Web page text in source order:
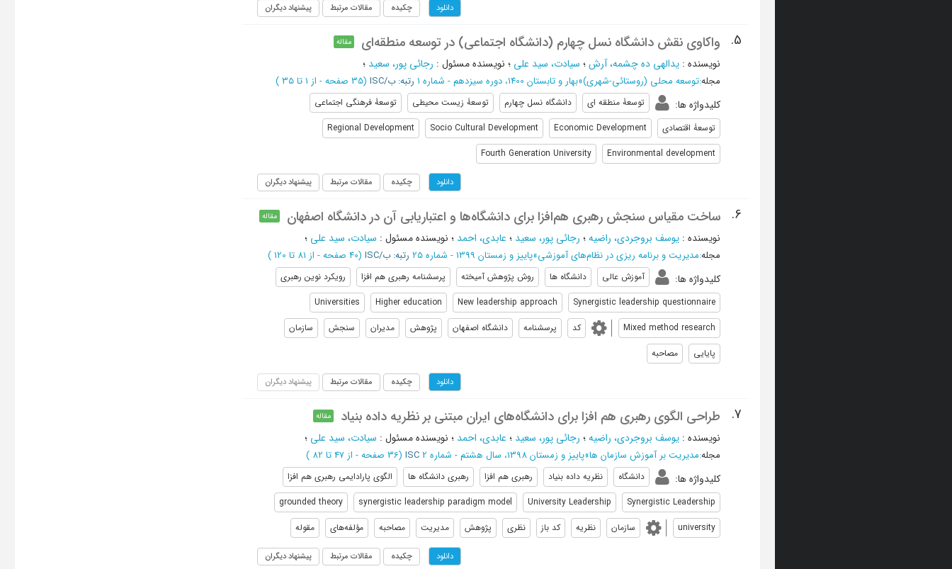
دانلود چکیده مقالات مرتبط پیشنهاد دیگران
5. واکاوی نقش دانشگاه نسل چهارم (دانشگاه اجتماعی) در توسعه منطقه‌ای مقاله
نویسنده : یدالهی ده چشمه، آرش؛ سیادت، سید علی ؛ نویسنده مسئول : رجائی پور، سعید ؛
مجله:توسعه محلی (روستائی-شهری)»بهار و تابستان 1400، دوره سیزدهم - شماره 1 رتبه: ب/ISC (‎35 صفحه - از 1 تا 35 )
کلیدواژه ها: توسعۀ منطقه ای دانشگاه نسل چهارم توسعۀ زیست محیطی
توسعۀ فرهنگی اجتماعی
توسعۀ اقتصادی
Economic Development
Socio Cultural Development
Regional Development
Environmental development
Fourth Generation University
دانلود چکیده مقالات مرتبط پیشنهاد دیگران
6. ساخت مقیاس سنجش رهبری هم‌افزا برای دانشگاه‌ها و اعتباریابی آن در دانشگاه اصفهان مقاله
نویسنده : یوسف بروجردی، راضیه؛ رجائی پور، سعید ؛ عابدی، احمد ؛ نویسنده مسئول : سیادت، سید علی ؛
مجله:مدیریت و برنامه ریزی در نظام‌های آموزشی»پاییز و زمستان 1399 - شماره 25 رتبه: ب/ISC (‎40 صفحه - از 81 تا 120 )
کلیدواژه ها: آموزش عالی دانشگاه ها روش پژوهش آمیخته پرسشنامه رهبری هم افزا
رویکرد نوین رهبری
Synergistic leadership questionnaire
New leadership approach
Higher education
Universities
Mixed method research
کد پرسشنامه دانشگاه اصفهان پژوهش مدیران سنجش
سازمان
پایایی
مصاحبه
دانلود چکیده مقالات مرتبط پیشنهاد دیگران
7. طراحی الگوی رهبری هم افزا برای دانشگاه‌های ایران مبتنی بر نظریه داده بنیاد مقاله
نویسنده : یوسف بروجردی، راضیه؛ رجائی پور، سعید ؛ عابدی، احمد ؛ نویسنده مسئول : سیادت، سید علی ؛
مجله:مدیریت بر آموزش سازمان ها»پاییز و زمستان 1398، سال هشتم - شماره 2 ISC (‎36 صفحه - از 47 تا 82 )
کلیدواژه ها: دانشگاه نظریه داده بنیاد رهبری هم افزا رهبری دانشگاه ها
الگوی پارادایمی رهبری هم افزا
Synergistic Leadership
University Leadership
synergistic leadership paradigm model
grounded theory
university
سازمان نظریه کد باز نظری پژوهش مدیریت مصاحبه مؤلفه‌های مقوله
دانلود چکیده مقالات مرتبط پیشنهاد دیگران